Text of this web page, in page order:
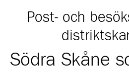
Post- och
Södra Skåne